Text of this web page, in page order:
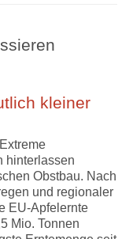
kleiner
hinterlassen
Obstbau. Nach
und regionaler
EU-Apfelernte
Mio. Tonnen